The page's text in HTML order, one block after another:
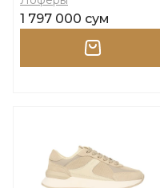
1 797 000 сум